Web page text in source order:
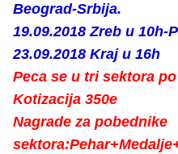
Beograd-Srbija.
19.09.2018 Zreb u 10h-
23.09.2018 Kraj u 16h
Peca se u tri sektora
Kotizacija 350e
Nagrade za pobednike